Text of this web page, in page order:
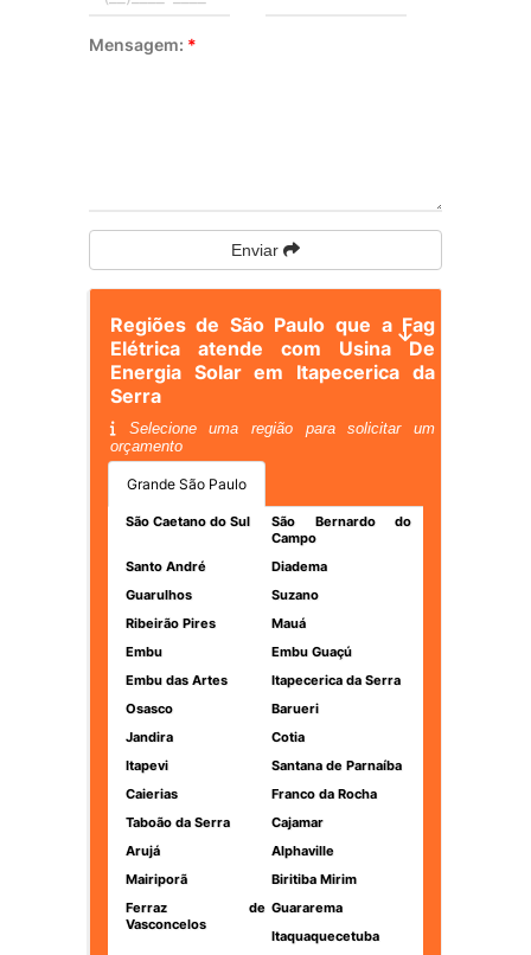
Mensagem: *
Enviar
Regiões de São Paulo que a Fag
Elétrica atende com Usina De
Energia Solar em Itapecerica da
Serra
Selecione uma região para solicitar um
orçamento
Grande São Paulo
São Caetano do Sul
São Bernardo do
Campo
Santo André
Diadema
Guarulhos
Suzano
Ribeirão Pires
Mauá
Embu
Embu Guaçú
Embu das Artes
Itapecerica da Serra
Osasco
Barueri
Jandira
Cotia
Itapevi
Santana de Parnaíba
Caierias
Franco da Rocha
Taboão da Serra
Cajamar
Arujá
Alphaville
Mairiporã
Biritiba Mirim
Ferraz de
Vasconcelos
Guararema
Itaquaquecetuba